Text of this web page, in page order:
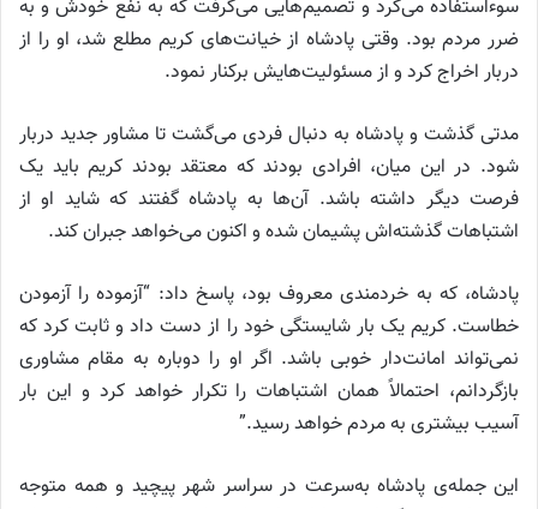
سوءاستفاده می‌کرد و تصمیم‌هایی می‌گرفت که به نفع خودش و به
ضرر مردم بود. وقتی پادشاه از خیانت‌های کریم مطلع شد، او را از
دربار اخراج کرد و از مسئولیت‌هایش برکنار نمود.
مدتی گذشت و پادشاه به دنبال فردی می‌گشت تا مشاور جدید دربار
شود. در این میان، افرادی بودند که معتقد بودند کریم باید یک
فرصت دیگر داشته باشد. آن‌ها به پادشاه گفتند که شاید او از
اشتباهات گذشته‌اش پشیمان شده و اکنون می‌خواهد جبران کند.
پادشاه، که به خردمندی معروف بود، پاسخ داد: “آزموده را آزمودن
خطاست. کریم یک بار شایستگی خود را از دست داد و ثابت کرد که
نمی‌تواند امانت‌دار خوبی باشد. اگر او را دوباره به مقام مشاوری
بازگردانم، احتمالاً همان اشتباهات را تکرار خواهد کرد و این بار
آسیب بیشتری به مردم خواهد رسید.”
این جمله‌ی پادشاه به‌سرعت در سراسر شهر پیچید و همه متوجه